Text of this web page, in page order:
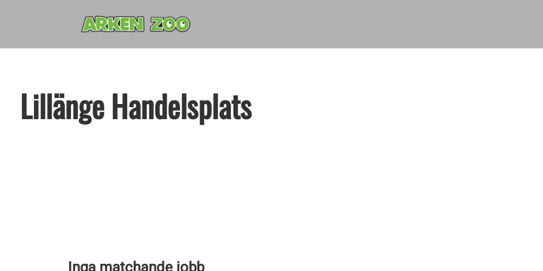
Lillänge Handelsplats
Inga matchande jobb